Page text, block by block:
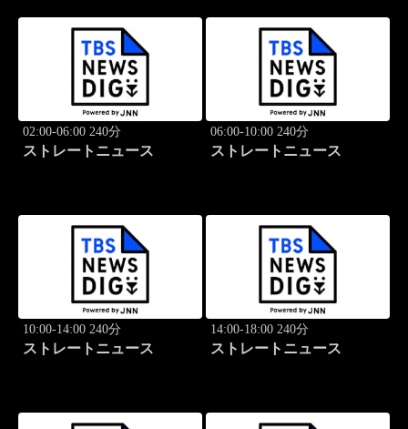
02:00-06:00 240分
ストレートニュース
06:00-10:00 240分
ストレートニュース
10:00-14:00 240分
ストレートニュース
14:00-18:00 240分
ストレートニュース